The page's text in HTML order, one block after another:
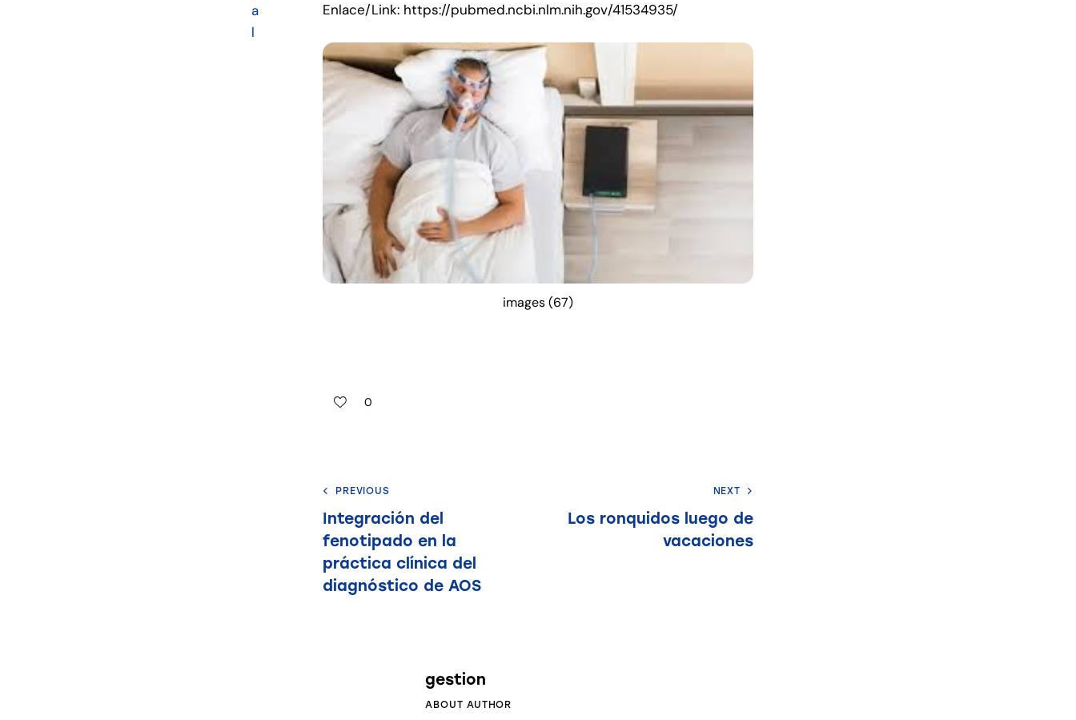
a
l
Enlace/Link: https://pubmed.ncbi.nlm.nih.gov/41534935/
images (67)
0
PREVIOUS
Integración del
fenotipado en la
práctica clínica del
diagnóstico de AOS
NEXT
Los ronquidos luego de
vacaciones
gestion
ABOUT AUTHOR